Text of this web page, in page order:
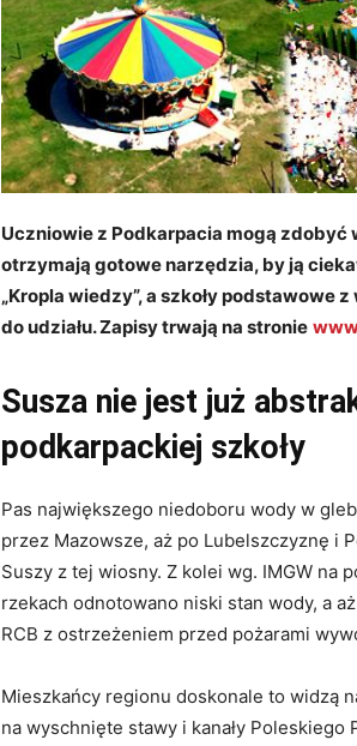
Uczniowie z Podkarpacia mogą
otrzymają gotowe narzędzia, by ją
„Kropla wiedzy”, a szkoły podstawowe
do udziału. Zapisy trwają na stronie
Susza nie jest już
podkarpackiej szkoły
Pas największego niedoboru wody w
przez Mazowsze, aż po Lubelszczyznę i
Suszy z tej wiosny. Z kolei wg. IMGW na
rzekach odnotowano niski stan wody, a
RCB z ostrzeżeniem przed pożarami
Mieszkańcy regionu doskonale to widzą
na wyschnięte stawy i kanały